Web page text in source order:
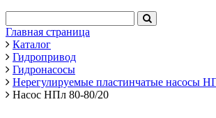
Главная страница
Каталог
Гидропривод
Гидронасосы
Нерегулируемые пластинчатые насосы
Насос НПл 80-80/20